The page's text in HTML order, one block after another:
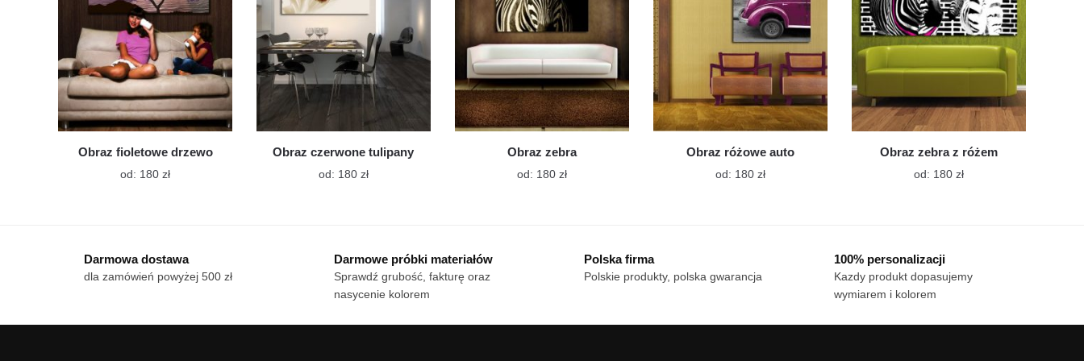
na
stronie
produktu
stronie
produktu
na
stronie
produktu
na
stronie
produktu
na
stronie
produktu
Obraz fioletowe drzewo
od: 180 złTen
Opcje
można
Obraz czerwone tulipany
od: 180 złTen
Opcje
można
wybrać
Obraz zebra
od: 180 złTen
Opcje
można
Obraz różowe auto
od: 180 złTen
Obraz zebra z różem
od: 180 złTen
można
Darmowa dostawa
dla zamówień powyżej 500 zł
Darmowe próbki materiałów
Sprawdź grubość, fakturę oraz
nasycenie kolorem
Polska firma
Polskie produkty, polska gwarancja
100% personalizacji
Kazdy produkt dopasujemy
wymiarem i kolorem